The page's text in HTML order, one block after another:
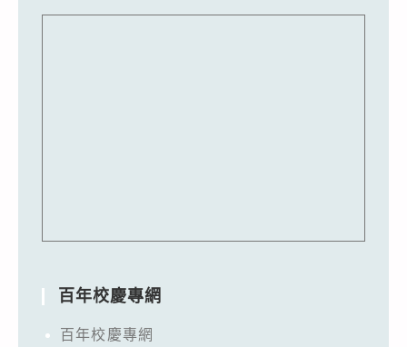
百年校慶專網
百年校慶專網